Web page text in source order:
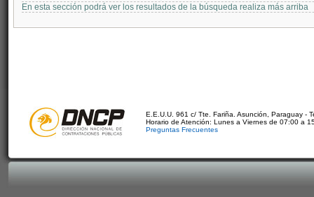
En esta sección podrá ver los resultados de la búsqueda realiza más arriba
E.E.U.U. 961 c/ Tte. Fariña. Asunción, Paraguay -
Horario de Atención: Lunes a Viernes de 07:00 a
Preguntas Frecuentes